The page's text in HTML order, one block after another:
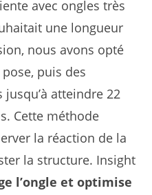
avec ongles très
une longueur
nous avons opté
puis des
atteindre 22
Cette méthode
la réaction de la
la structure. Insight
l’ongle et optimise